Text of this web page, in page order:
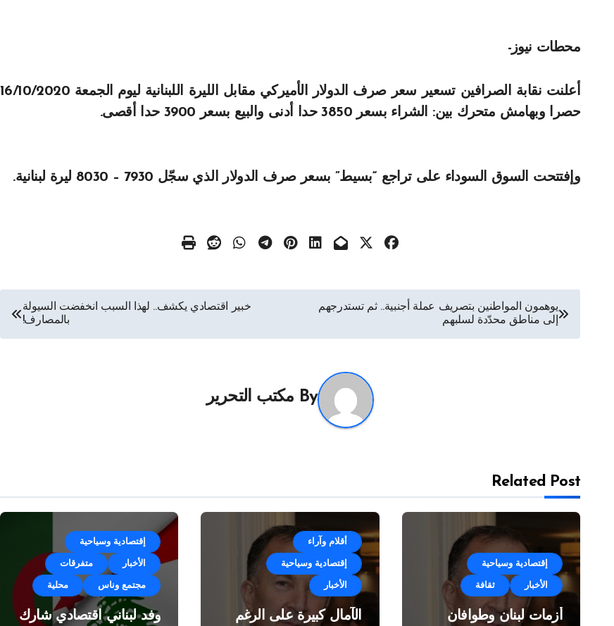
محطات نيوز-
أعلنت نقابة الصرافين تسعير سعر صرف الدولار الأميركي مقابل الليرة اللبنانية ليوم الجمعة 16/10/2020
حصرا وبهامش متحرك بين: الشراء بسعر 3850 حدا أدنى والبيع بسعر 3900 حدا أقصى.
وإفتتحت السوق السوداء على تراجع “بسيط” بسعر صرف الدولار الذي سجّل 7930 – 8030 ليرة لبنانية.
تصفّح
المقالات
يوهمون المواطنين بتصريف عملة أجنبية.. ثم تستدرجهم
إلى مناطق محدّدة لسلبهم
خبير اقتصادي يكشف.. لهذا السبب انخفضت السيولة
بالمصارف!
By مكتب التحرير
Related Post
إقتصادية وسياحية
الأخبار ثقافة
أزمات لبنان وطوافان
أقلام وآراء
إقتصادية وسياحية
الأخبار
الآمال كبيرة على الرغم
إقتصادية وسياحية
الأخبار متفرقات
مجتمع وناس محلية
وفد لبناني اقتصادي شارك